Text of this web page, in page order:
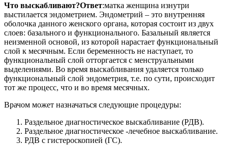
Что выскабливают?Ответ:матка женщина изнутри
выстилается эндометрием. Эндометрий – это внутренняя
оболочка данного женского органа, которая состоит из двух
слоев: базального и функционального. Базальный является
неизменной основой, из которой нарастает функциональный
слой к месячным. Если беременность не наступает, то
функциональный слой отторгается с менструальными
выделениями. Во время выскабливания удаляется только
функциональный слой эндометрия, т.е. по сути, происходит
тот же процесс, что и во время месячных.
Врачом может назначаться следующие процедуры:
Раздельное диагностическое выскабливание (РДВ).
Раздельное диагностическое -лечебное выскабливание.
РДВ с гистероскопией (ГС).